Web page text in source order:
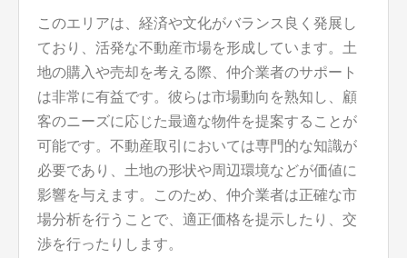
このエリアは、経済や文化がバランス良く発展し
ており、活発な不動産市場を形成しています。土
地の購入や売却を考える際、仲介業者のサポート
は非常に有益です。彼らは市場動向を熟知し、顧
客のニーズに応じた最適な物件を提案することが
可能です。不動産取引においては専門的な知識が
必要であり、土地の形状や周辺環境などが価値に
影響を与えます。このため、仲介業者は正確な市
場分析を行うことで、適正価格を提示したり、交
渉を行ったりします。